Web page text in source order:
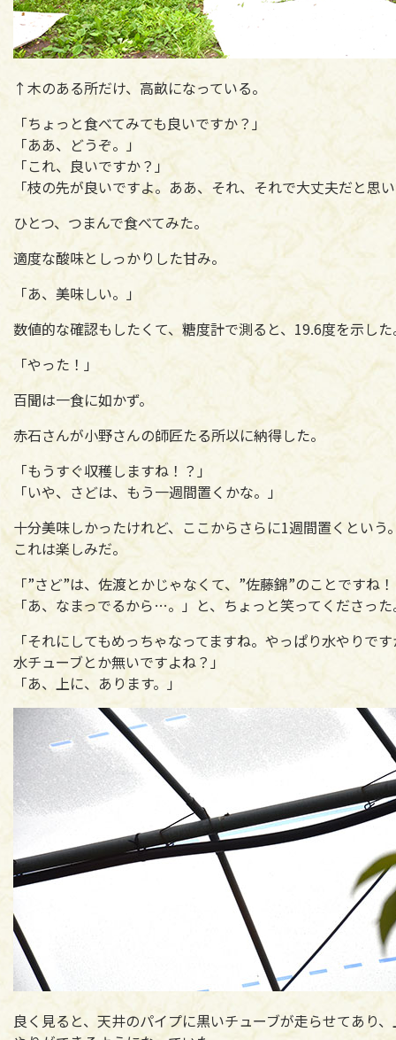
↑木のある所だけ、高畝になっている。
「ちょっと食べてみても良いですか？」
「ああ、どうぞ。」
「これ、良いですか？」
「枝の先が良いですよ。ああ、それ、それで大丈夫だと思
ひとつ、つまんで食べてみた。
適度な酸味としっかりした甘み。
「あ、美味しい。」
数値的な確認もしたくて、糖度計で測ると、19.6度を示し
「やった！」
百聞は一食に如かず。
赤石さんが小野さんの師匠たる所以に納得した。
「もうすぐ収穫しますね！？」
「いや、さどは、もう一週間置くかな。」
十分美味しかったけれど、ここからさらに1週間置くという
これは楽しみだ。
「”さど”は、佐渡とかじゃなくて、”佐藤錦”のことですね
「あ、なまっでるから…。」と、ちょっと笑ってくださっ
「それにしてもめっちゃなってますね。やっぱり水やりで
水チューブとか無いですよね？」
「あ、上に、あります。」
良く見ると、天井のパイプに黒いチューブが走らせてあり